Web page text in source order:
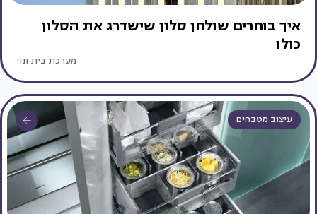
איך בוחרים שולחן סלון שישדרג את הסלון
כולו
מערכת בית ונוי
עיצוב מטבחים